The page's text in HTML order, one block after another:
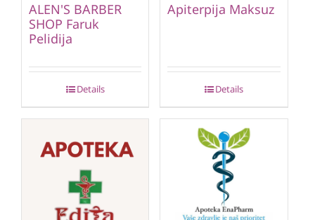
ALEN'S BARBER
SHOP Faruk
Pelidija
Details
Apiterpija Maksuz
Details